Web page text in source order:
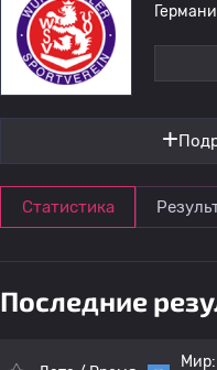
Статистика
Последние
Мир: